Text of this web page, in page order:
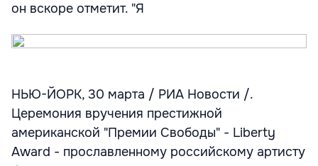
он вскоре отметит. "Я
НЬЮ-ЙОРК, 30 марта / РИА Новости /.
Церемония вручения престижной
американской "Премии Свободы" - Liberty
Award - прославленному российскому артисту